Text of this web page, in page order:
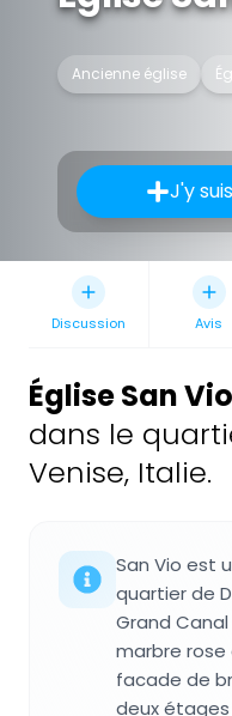
Ancienne église
J'y
Discussion Avis
Église San Vio
dans le
Venise, Italie.
San Vio est
quartier de
Grand
marbre
facade de
deux